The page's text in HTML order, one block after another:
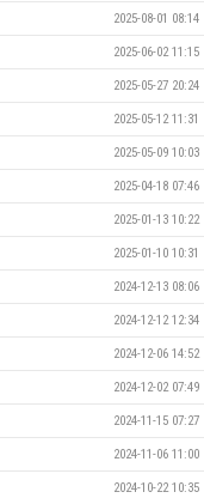
2025-08-01 08:14
2025-06-02 11:15
2025-05-27 20:24
2025-05-12 11:31
2025-05-09 10:03
2025-04-18 07:46
2025-01-13 10:22
2025-01-10 10:31
2024-12-13 08:06
2024-12-12 12:34
2024-12-06 14:52
2024-12-02 07:49
2024-11-15 07:27
2024-11-06 11:00
2024-10-22 10:35